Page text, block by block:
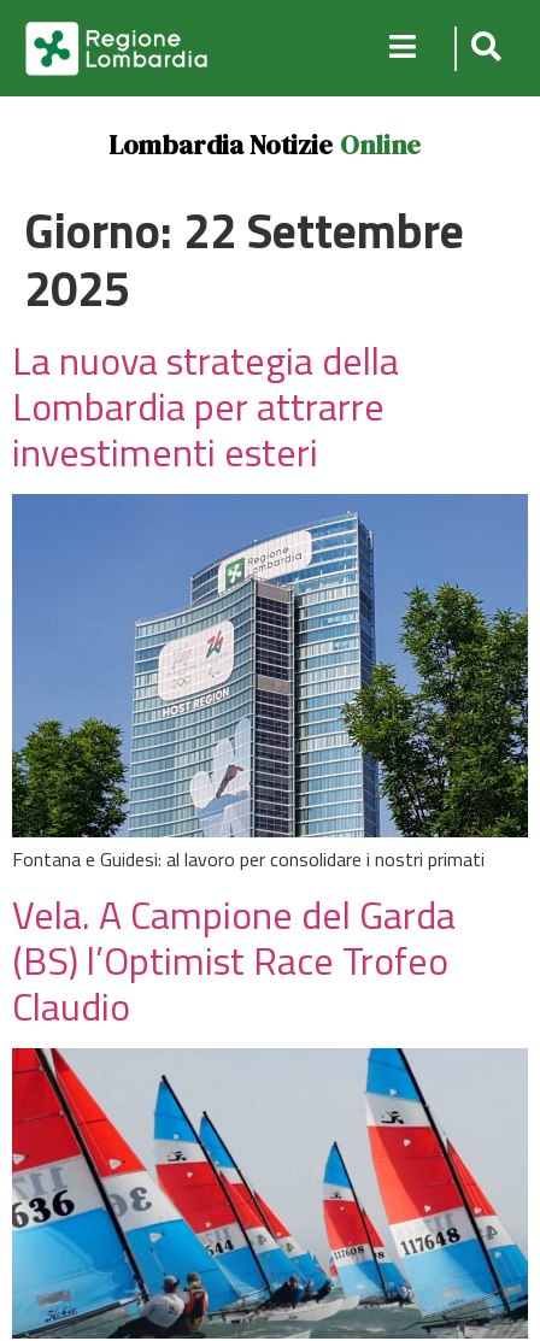
Lombardia Notizie Online
Giorno: 22 Settembre
2025
La nuova strategia della
Lombardia per attrarre
investimenti esteri
Fontana e Guidesi: al lavoro per consolidare i nostri primati
Vela. A Campione del Garda
(BS) l’Optimist Race Trofeo
Claudio